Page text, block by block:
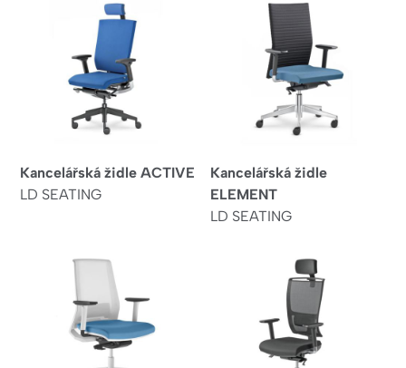
Kancelářská židle ACTIVE
LD SEATING
Kancelářská židle
ELEMENT
LD SEATING